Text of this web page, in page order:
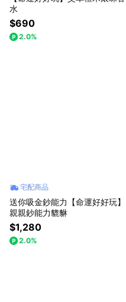
水
$690
2.0%
宅配商品
送你吸金鈔能力【命運好好玩】
親親鈔能力貔貅
$1,280
2.0%